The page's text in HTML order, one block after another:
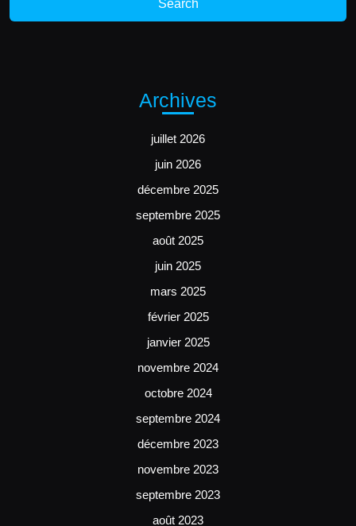
Archives
juillet 2026
juin 2026
décembre 2025
septembre 2025
août 2025
juin 2025
mars 2025
février 2025
janvier 2025
novembre 2024
octobre 2024
septembre 2024
décembre 2023
novembre 2023
septembre 2023
août 2023